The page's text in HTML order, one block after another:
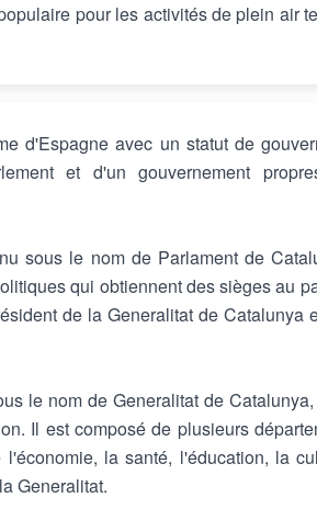
pour les activités de plein air
d'Espagne avec un statut de
et d'un gouvernement
sous le nom de Parlament de
qui obtiennent des sièges au
de la Generalitat de Catalunya
le nom de Generalitat de
Il est composé de plusieurs
la santé, l'éducation, la
Generalitat.